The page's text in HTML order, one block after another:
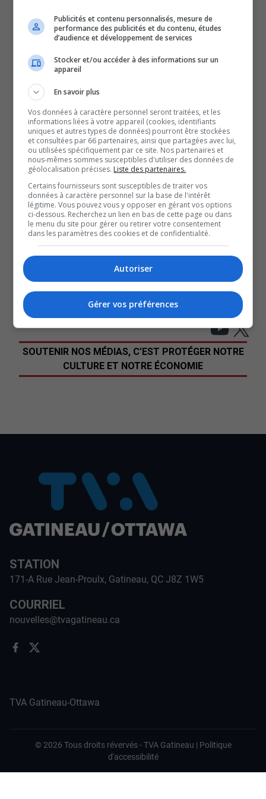
000 citoyens.
Le projet comprend notamment l’ajout d’un bassin de
d’améliorer davantage la qualité de l’eau traitée en
éliminant certaines bactéries.
Malgré l’ampleur du chantier, la Ville assure que les
opérations se déroulent sans impact sur le service aux
résidents grâce à une planification rigoureuse.
L’usine de Gatineau est la dernière des quatre usines
municipales à être modernisée.
À lire aussi :
Gatineau amorce une saison chargée de travaux –
TVA Gatineau
Fermeture complète du centre aquatique Paul-
Pelletier pour des travaux de mise aux normes et de
décarbonation – TVA Gatineau
47 unités de logements sociaux inaugurés à Gatineau
– TVA Gatineau
Avec les renseignements de Marika Gauthier.
X
SOUTENIR NOS MÉDIAS, C’EST PROTÉGER NOTRE
CULTURE ET NOTRE ÉCONOMIE
STATION
171-A Rue Jean-Proulx, Gatineau, QC J8Z 1W5
COURRIEL
nouvelles@tvagatineau.ca
TVA Gatineau-Ottawa
© 2026 Tous droits révervés -TVA Gatineau | Politique
d'accessibilité
Publicités et contenu personnalisés, mesure de
performance des publicités et du contenu, études
d’audience et développement de services
Stocker et/ou accéder à des informations sur un
appareil
En savoir plus
Vos données à caractère personnel seront traitées, et les
informations liées à votre appareil (cookies, identifiants
uniques et autres types de données) pourront être stockées
et consultées par 66 partenaires, ainsi que partagées avec lui,
ou utilisées spécifiquement par ce site. Nos partenaires et
nous-mêmes sommes susceptibles d'utiliser des données de
géolocalisation précises. Liste des partenaires.
Certains fournisseurs sont susceptibles de traiter vos
données à caractère personnel sur la base de l'intérêt
légitime. Vous pouvez vous y opposer en gérant vos options
ci-dessous. Recherchez un lien en bas de cette page ou dans
le menu du site pour gérer ou retirer votre consentement
dans les paramètres des cookies et de confidentialité.
Autoriser
Gérer vos préférences